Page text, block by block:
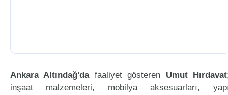
Ankara Altındağ'dafaaliyet gösteren Umut Hırdavat
inşaat malzemeleri, mobilya aksesuarları,